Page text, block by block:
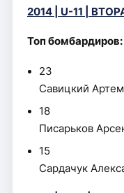
2014 | U-11 |
Топ бомбардиров:
23
Савицкий
18
Писарьков
15
Сардачук